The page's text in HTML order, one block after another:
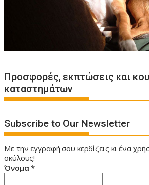
Προσφορές, εκπτώσεις και
καταστημάτων
Subscribe to Our Newsletter
Με την εγγραφή σου κερδίζεις κι ένα
σκύλους!
Όνομα*